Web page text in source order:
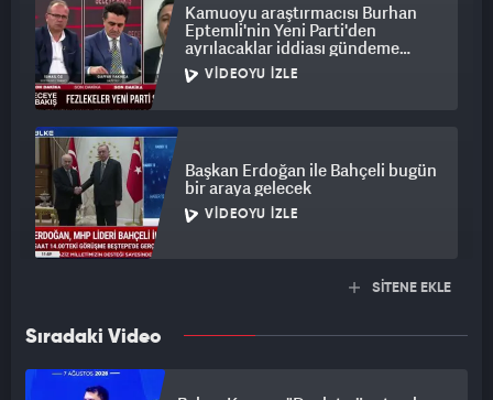
Kamuoyu araştırmacısı Burhan
Eptemli'nin Yeni Parti'den
ayrılacaklar iddiası gündeme
bomba gibi düştü
VIDEOYU İZLE
Başkan Erdoğan ile Bahçeli bugün
bir araya gelecek
VIDEOYU İZLE
SİTENE EKLE
Sıradaki Video